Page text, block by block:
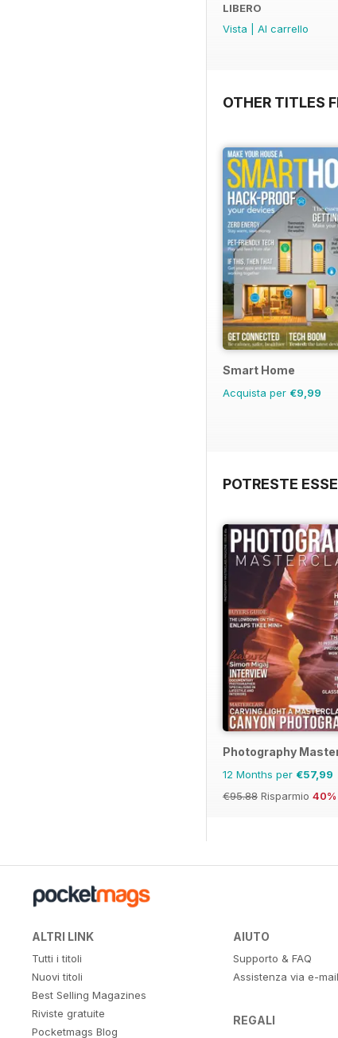
LIBERO
Vista
Al carrello
OTHER TITLES
Smart Home
Acquista per €9,99
POTRESTE
Photography
12 Months per €57,99
€95.88 Risparmio 40%
ALTRI LINK
Tutti i titoli
Nuovi titoli
Best Selling Magazines
Riviste gratuite
Pocketmags Blog
AIUTO
Supporto & FAQ
Assistenza via e-mail
REGALI